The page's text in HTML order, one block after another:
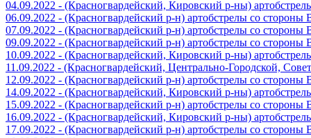
04.09.2022 - (Красногвардейский, Кировский р-ны)
06.09.2022 - (Красногвардейский р-н) артобстрелы со
07.09.2022 - (Красногвардейский р-н) артобстрелы со
09.09.2022 - (Красногвардейский р-н) артобстрелы со
10.09.2022 - (Красногвардейский, Кировский р-ны)
11.09.2022 - (Красногвардейский, Центрально-Городской,
12.09.2022 - (Красногвардейский р-н) артобстрелы со
14.09.2022 - (Красногвардейский, Кировский р-ны)
15.09.2022 - (Красногвардейский р-н) артобстрелы со
16.09.2022 - (Красногвардейский, Кировский р-ны)
17.09.2022 - (Красногвардейский р-н) артобстрелы со